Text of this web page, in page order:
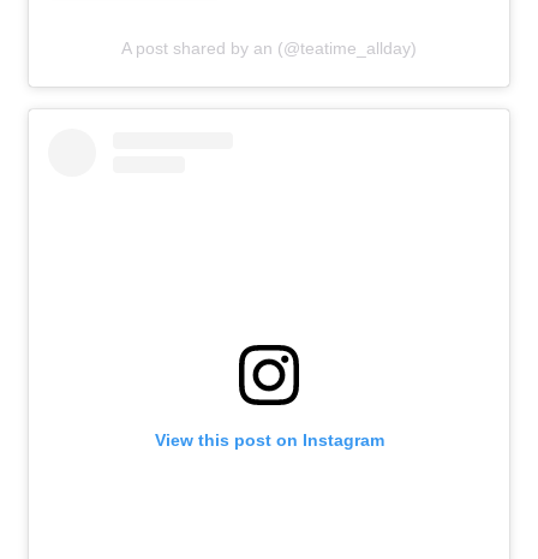
A post shared by an (@teatime_allday)
View this post on Instagram